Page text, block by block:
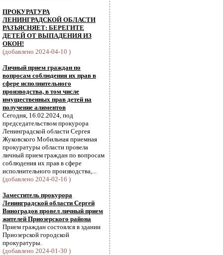
ПРОКУРАТУРА
ЛЕНИНГРАДСКОЙ ОБЛАСТИ
РАЗЪЯСНЯЕТ: БЕРЕГИТЕ
ДЕТЕЙ ОТ ВЫПАДЕНИЯ ИЗ
ОКОН!
(добавлено 2024-04-10 )
Личный прием граждан по
вопросам соблюдения их прав в
сфере исполнительного
производства, в том числе
имущественных прав детей на
получение алиментов
Сегодня, 16.02.2024, под
председательством прокурора
Ленинградской области Сергея
Жуковского Мобильная приемная
прокуратуры области провела
личный прием граждан по вопросам
соблюдения их прав в сфере
исполнительного производства,...
(добавлено 2024-02-16 )
Заместитель прокурора
Ленинградской области Сергей
Виноградов провел личный прием
жителей Приозерского района
Прием граждан состоялся в здании
Приозерской городской
прокуратуры.
(добавлено 2024-01-30 )